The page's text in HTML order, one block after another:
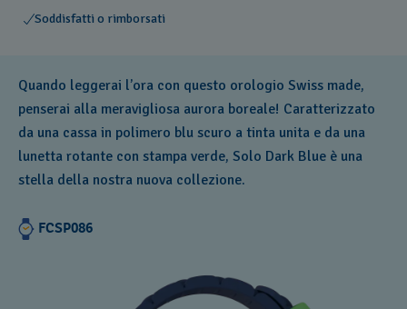
Soddisfatti o rimborsati
Quando leggerai l’ora con questo orologio Swiss made,
penserai alla meravigliosa aurora boreale! Caratterizzato
da una cassa in polimero blu scuro a tinta unita e da una
lunetta rotante con stampa verde, Solo Dark Blue è una
stella della nostra nuova collezione.
FCSP086